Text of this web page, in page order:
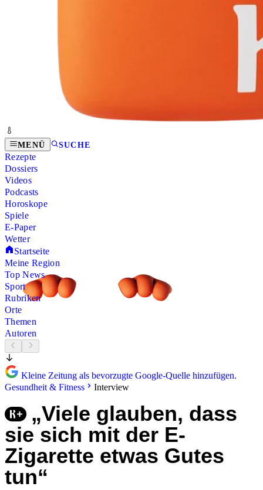
MENÜ SUCHE
Rezepte
Dossiers
Videos
Podcasts
Horoskope
Spiele
E-Paper
Wetter
Startseite
Meine Region
Top News
Sport
Rubriken
Orte
Themen
Autoren
Kleine Zeitung als bevorzugte Google-Quelle hinzufügen.
Gesundheit & Fitness
Interview
„Viele glauben, dass
sie sich mit der E-
Zigarette etwas Gutes
tun“